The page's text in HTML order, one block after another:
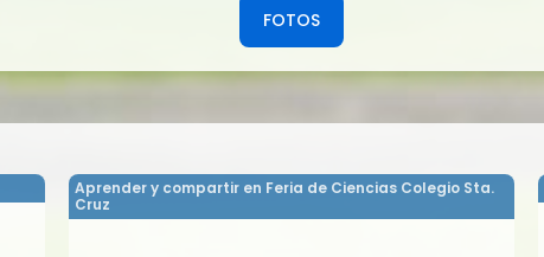
FOTOS
Aprender y compartir en Feria de Ciencias Colegio Sta.
Cruz